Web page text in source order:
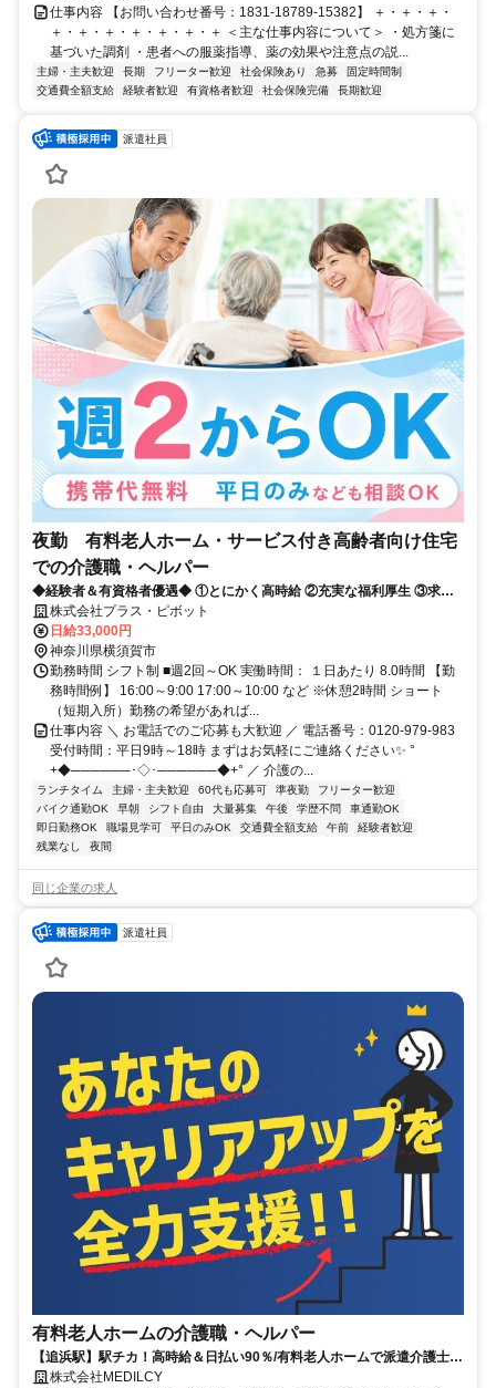
仕事内容 【お問い合わせ番号：1831-18789-15382】 ＋・＋・＋・
＋・＋・＋・＋・＋・＋・＋ ＜主な仕事内容について＞ ・処方箋に
基づいた調剤 ・患者への服薬指導、薬の効果や注意点の説...
主婦・主夫歓迎 長期 フリーター歓迎 社会保険あり 急募
固定時間制
交通費全額支給
経験者歓迎 有資格者歓迎 社会保険完備 長期歓迎
派遣社員
夜勤 有料老人ホーム・サービス付き高齢者向け住宅
での介護職・ヘルパー
◆経験者＆有資格者優遇◆ ①とにかく高時給 ②充実な福利厚生 ③求人
数が豊富 だから現役の介護士から「+ホップ」が選ばれています！
株式会社プラス・ピボット
日給33,000円
神奈川県横須賀市
勤務時間 シフト制 ■週2回～OK 実働時間： １日あたり 8.0時間 【勤
務時間例】 16:00～9:00 17:00～10:00 など ※休憩2時間 ショート
（短期入所）勤務の希望があれば...
仕事内容 ＼ お電話でのご応募も大歓迎 ／ 電話番号：0120-979-983
受付時間：平日9時～18時 まずはお気軽にご連絡ください✨ °
+◆──────･◇･──────◆+° ／ 介護の...
ランチタイム 主婦・主夫歓迎 60代も応募可 準夜勤
フリーター歓迎
バイク通勤OK
早朝 シフト自由 大量募集 午後 学歴不問
車通勤OK
即日勤務OK
職場見学可 平日のみOK 交通費全額支給 午前
経験者歓迎
残業なし
夜間
同じ企業の求人
派遣社員
有料老人ホームの介護職・ヘルパー
【追浜駅】駅チカ！高時給＆日払い90％/有料老人ホームで派遣介護士募
集中！
株式会社MEDILCY